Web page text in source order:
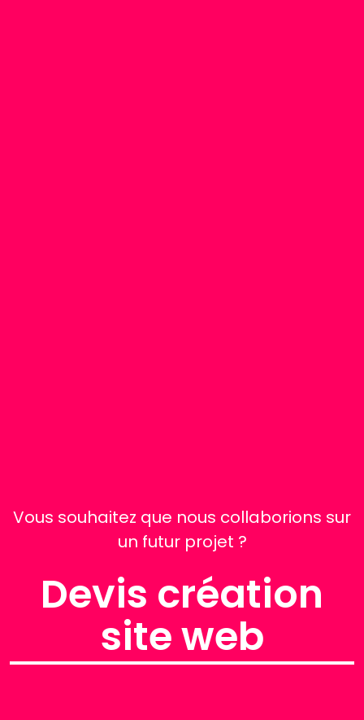
Vous souhaitez que nous collaborions sur
un futur projet ?
Devis création
site web